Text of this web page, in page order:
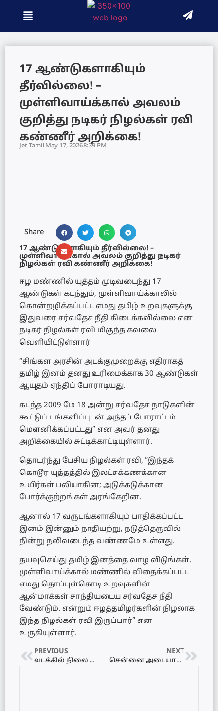
17 ஆண்டுகளாகியும்
தீர்வில்லை! –
முள்ளிவாய்க்கால் அவலம்
குறித்து நடிகர் நிழல்கள் ரவி
கண்ணீர் அறிக்கை!
Jet TamilMay 17, 20268:39 PM
Share
17 ஆண்டுகளாகியும் தீர்வில்லை! –
முள்ளிவாய்க்கால் அவலம் குறித்து நடிகர்
நிழல்கள் ரவி கண்ணீர் அறிக்கை!
ஈழ மண்ணில் யுத்தம் முடிவடைந்து 17
ஆண்டுகள் கடந்தும், முள்ளிவாய்க்காலில்
கொன்றழிக்கப்பட்ட எமது தமிழ் உறவுகளுக்கு
இதுவரை சர்வதேச நீதி கிடைக்கவில்லை என
நடிகர் நிழல்கள் ரவி மிகுந்த கவலை
வெளியிட்டுள்ளார்.
“சிங்கள அரசின் அடக்குமுறைக்கு எதிராகத்
தமிழ் இனம் தனது உரிமைக்காக 30 ஆண்டுகள்
ஆயுதம் ஏந்திப் போராடியது.
கடந்த 2009 மே 18 அன்று சர்வதேச நாடுகளின்
கூட்டுப் பங்களிப்புடன் அந்தப் போராட்டம்
மௌனிக்கப்பட்டது” என அவர் தனது
அறிக்கையில் சுட்டிக்காட்டியுள்ளார்.
தொடர்ந்து பேசிய நிழல்கள் ரவி, “இந்தக்
கொடூர யுத்தத்தில் இலட்சக்கணக்கான
உயிர்கள் பலியாகின; அடுக்கடுக்கான
போர்க்குற்றங்கள் அரங்கேறின.
ஆனால் 17 வருடங்களாகியும் பாதிக்கப்பட்ட
இனம் இன்னும் நாதியற்று, நடுத்தெருவில்
நின்று நலிவடைந்த வண்ணமே உள்ளது.
தயவுசெய்து தமிழ் இனத்தை வாழ விடுங்கள்.
முள்ளிவாய்க்கால் மண்ணில் விதைக்கப்பட்ட
எமது தொப்புள்கொடி உறவுகளின்
ஆன்மாக்கள் சாந்தியடைய சர்வதேச நீதி
வேண்டும். என்றும் ஈழத்தமிழர்களின் நிழலாக
இந்த நிழல்கள் ரவி இருப்பார்” என
உருகியுள்ளார்.
PREVIOUS
வடக்கில் நிலை கொண்டுள்ள தாழ் அமுக்கப் பிரதேசம்! மக்களுக்கு வெளியான முன்னெச்செரிக்கை
NEXT
சென்னை அடையாறு ஆற்றில் குதித்துத் தயாரிப்பாளர் கே.ராஜன் தற்கொலை! மீட்டது தீயணைப்புத் துறை!